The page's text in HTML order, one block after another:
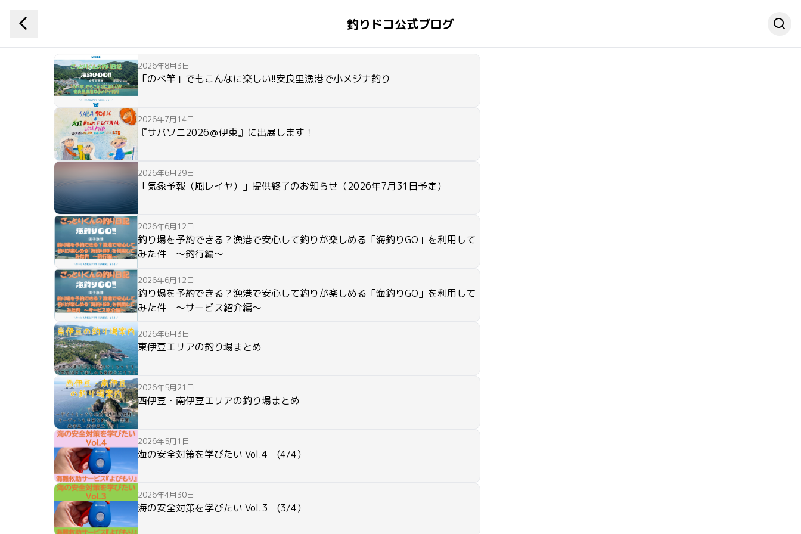
釣りドコ公式ブログ
2026年8月3日
「のべ竿」でもこんなに楽しい!!安良里漁港で小メジナ釣り
2026年7月14日
『サバソニ2026＠伊東』に出展します！
2026年6月29日
「気象予報（風レイヤ）」提供終了のお知らせ（2026年7月31日予定）
2026年6月12日
釣り場を予約できる？漁港で安心して釣りが楽しめる「海釣りGO」を利用して
みた件 ～釣行編～
2026年6月12日
釣り場を予約できる？漁港で安心して釣りが楽しめる「海釣りGO」を利用して
みた件 ～サービス紹介編～
2026年6月3日
東伊豆エリアの釣り場まとめ
2026年5月21日
西伊豆・南伊豆エリアの釣り場まとめ
2026年5月1日
海の安全対策を学びたい Vol.4 (4/4）
2026年4月30日
海の安全対策を学びたい Vol.3 (3/4）